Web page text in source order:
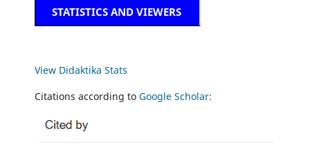
STATISTICS AND VIEWERS
View Didaktika Stats
Citations according toGoogle Scholar: